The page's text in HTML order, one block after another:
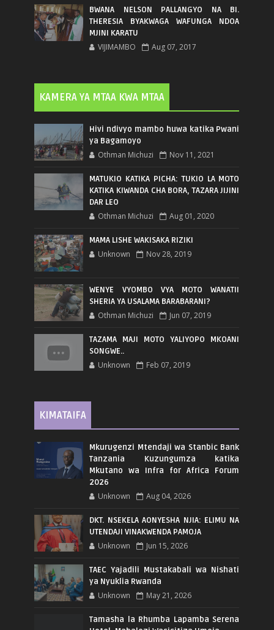
BWANA NELSON PALLANGYO NA BI.
THERESIA BYAKWAGA WAFUNGA NDOA
MJINI KARATU
VIJIMAMBO Aug 07, 2017
KAMERA YA MTAA KWA MTAA
Hivi ndivyo mambo huwa katika Pwani
ya Bagamoyo
Othman Michuzi Nov 11, 2021
MATUKIO KATIKA PICHA: TUKIO LA MOTO
KATIKA KIWANDA CHA BORA, TAZARA JIJINI
DAR LEO
Othman Michuzi Aug 01, 2020
MAMA LISHE WAKISAKA RIZIKI
Unknown Nov 28, 2019
WENYE VYOMBO VYA MOTO WANATII
SHERIA YA USALAMA BARABARANI?
Othman Michuzi Jun 07, 2019
TAZAMA MAJI MOTO YALIYOPO MKOANI
SONGWE..
Unknown Feb 07, 2019
KIMATAIFA
Mkurugenzi Mtendaji wa Stanbic Bank
Tanzania Kuzungumza katika
Mkutano wa Infra for Africa Forum
2026
Unknown Aug 04, 2026
DKT. NSEKELA AONYESHA NJIA: ELIMU NA
UTENDAJI VINAKWENDA PAMOJA
Unknown Jun 15, 2026
TAEC Yajadili Mustakabali wa Nishati
ya Nyuklia Rwanda
Unknown May 21, 2026
Tamasha la Rhumba Lapamba Serena